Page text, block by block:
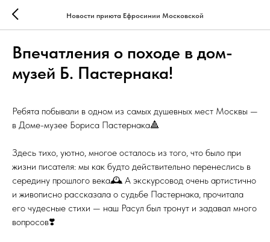
Новости приюта Ефросинии Московской
Впечатления о походе в дом-
музей Б. Пастернака!
Ребята побывали в одном из самых душевных мест Москвы —
в Доме-музее Бориса Пастернака🔺
Здесь тихо, уютно, многое осталось из того, что было при
жизни писателя: мы как будто действительно перенеслись в
середину прошлого века🕰 А экскурсовод очень артистично
и живописно рассказала о судьбе Пастернака, прочитала
его чудесные стихи — наш Расул был тронут и задавал много
вопросов❣️